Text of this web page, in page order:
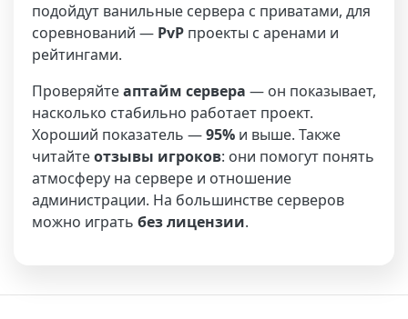
подойдут ванильные сервера с приватами, для
соревнований — PvP проекты с аренами и
рейтингами.
Проверяйтеаптайм сервера — он показывает,
насколько стабильно работает проект.
Хороший показатель —95% и выше. Также
читайтеотзывы игроков: они помогут понять
атмосферу на сервере и отношение
администрации. На большинстве серверов
можно играть без лицензии.